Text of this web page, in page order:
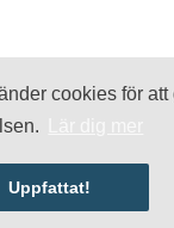
cookies för att
Uppfattat!